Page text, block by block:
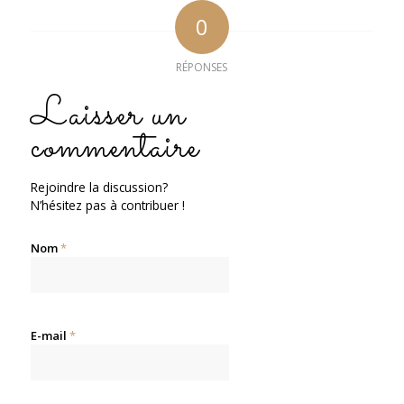
0
RÉPONSES
Laisser un
commentaire
Rejoindre la discussion?
N’hésitez pas à contribuer !
Nom*
E-mail *